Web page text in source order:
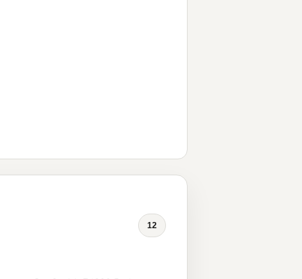
12